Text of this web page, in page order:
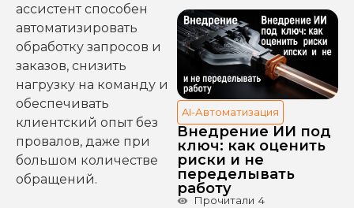
ассистент способен
автоматизировать
обработку запросов и
заказов, снизить
нагрузку на команду и
обеспечивать
клиентский опыт без
провалов, даже при
большом количестве
обращений.
AI-Автоматизация
Внедрение ИИ под
ключ: как оценить
риски и не
переделывать
работу
Прочитали 4